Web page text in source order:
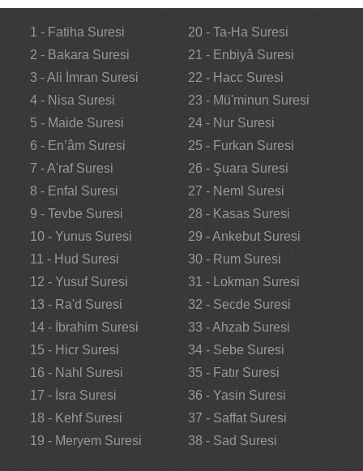
1 - Fatiha Suresi
2 - Bakara Suresi
3 - Ali İmran Suresi
4 - Nisa Suresi
5 - Maide Suresi
6 - En’âm Suresi
7 - A'raf Suresi
8 - Enfal Suresi
9 - Tevbe Suresi
10 - Yunus Suresi
11 - Hud Suresi
12 - Yusuf Suresi
13 - Ra'd Suresi
14 - İbrahim Suresi
15 - Hicr Suresi
16 - Nahl Suresi
17 - İsra Suresi
18 - Kehf Suresi
19 - Meryem Suresi
20 - Ta-Ha Suresi
21 - Enbiyâ Suresi
22 - Hacc Suresi
23 - Mü'minun Suresi
24 - Nur Suresi
25 - Furkan Suresi
26 - Şuara Suresi
27 - Neml Suresi
28 - Kasas Suresi
29 - Ankebut Suresi
30 - Rum Suresi
31 - Lokman Suresi
32 - Secde Suresi
33 - Ahzab Suresi
34 - Sebe Suresi
35 - Fatır Suresi
36 - Yasin Suresi
37 - Saffat Suresi
38 - Sad Suresi